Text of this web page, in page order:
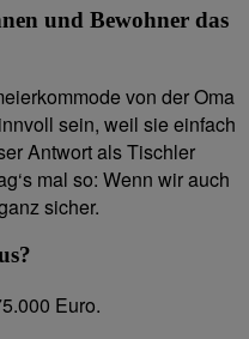
und Bewohner das
von der Oma
sein, weil sie einfach
Antwort als Tischler
mal so: Wenn wir auch
sicher.
Euro.